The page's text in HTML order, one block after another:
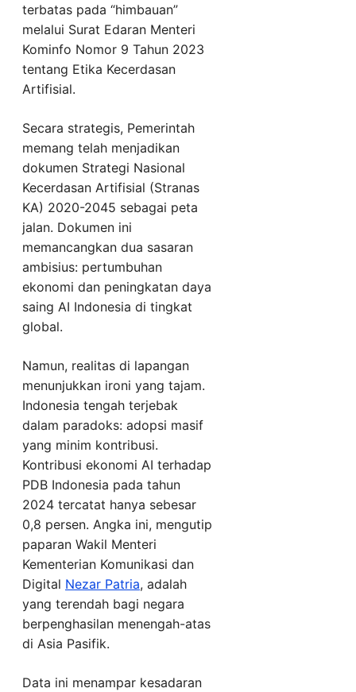
terbatas pada “himbauan”
melalui Surat Edaran Menteri
Kominfo Nomor 9 Tahun 2023
tentang Etika Kecerdasan
Artifisial.
Secara strategis, Pemerintah
memang telah menjadikan
dokumen Strategi Nasional
Kecerdasan Artifisial (Stranas
KA) 2020-2045 sebagai peta
jalan. Dokumen ini
memancangkan dua sasaran
ambisius: pertumbuhan
ekonomi dan peningkatan daya
saing AI Indonesia di tingkat
global.
Namun, realitas di lapangan
menunjukkan ironi yang tajam.
Indonesia tengah terjebak
dalam paradoks: adopsi masif
yang minim kontribusi.
Kontribusi ekonomi AI terhadap
PDB Indonesia pada tahun
2024 tercatat hanya sebesar
0,8 persen. Angka ini, mengutip
paparan Wakil Menteri
Kementerian Komunikasi dan
Digital Nezar Patria, adalah
yang terendah bagi negara
berpenghasilan menengah-atas
di Asia Pasifik.
Data ini menampar kesadaran